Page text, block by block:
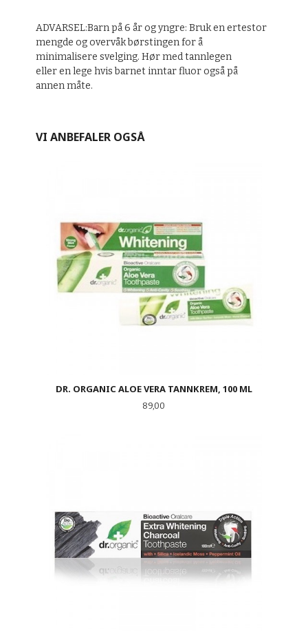
ADVARSEL:Barn på 6 år og yngre: Bruk en ertestor
mengde og overvåk børstingen for å
minimalisere svelging. Hør med tannlegen
eller en lege hvis barnet inntar fluor også på
annen måte.
VI ANBEFALER OGSÅ
DR. ORGANIC ALOE VERA TANNKREM, 100 ML
Pris
89,00